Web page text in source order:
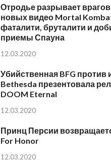
Отродье разрывает врагов
новых видео Mortal
фаталити, бруталити и
приемы Спауна
12.03.2020
Убийственная BFG против
Bethesda презентовала
DOOM Eternal
12.03.2020
Принц Персии
For Honor
12.03.2020